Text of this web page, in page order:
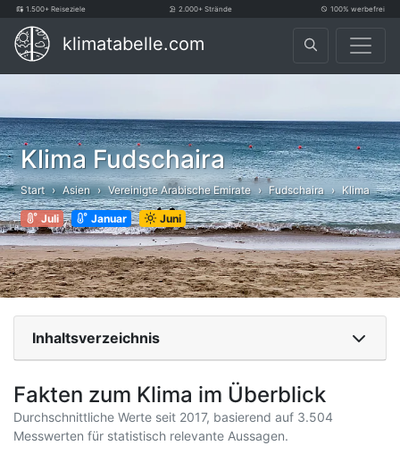
1.500+ Reiseziele 2.000+ Strände 100% werbefrei
klimatabelle.com
Klima Fudschaira
Start Asien Vereinigte Arabische Emirate Fudschaira Klima
Juli Januar Juni
Inhaltsverzeichnis
Fakten zum Klima im Überblick
Durchschnittliche Werte seit 2017, basierend auf 3.504
Messwerten für statistisch relevante Aussagen.